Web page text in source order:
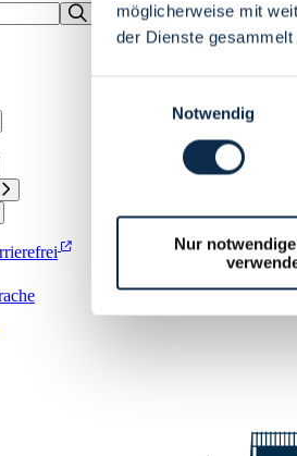
möglicherweise mit
der Dienste gesammelt
Notwendig
Nur
Gebärdensprache